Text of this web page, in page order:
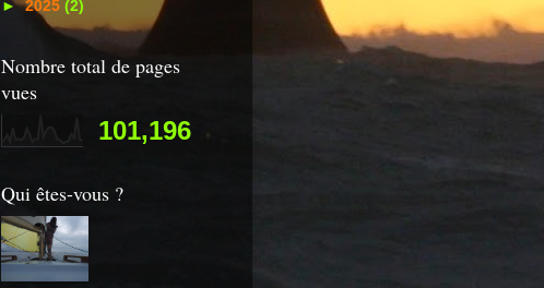
►2025 (2)
Nombre total de pages
vues
101,196
Qui êtes-vous ?